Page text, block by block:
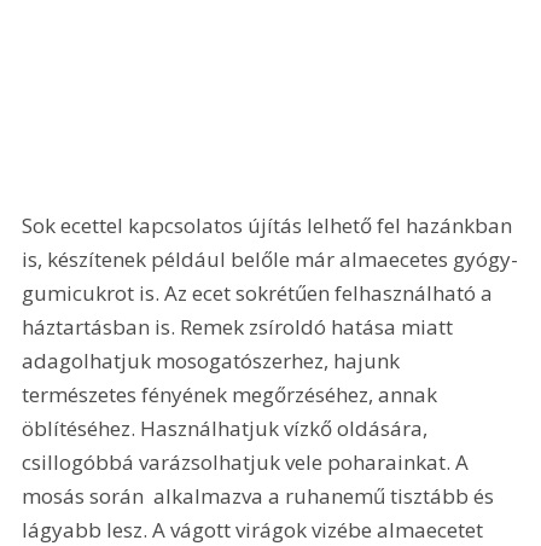
Sok ecettel kapcsolatos újítás lelhető fel hazánkban
is, készítenek például belőle már almaecetes gyógy-
gumicukrot is. Az ecet sokrétűen felhasználható a
háztartásban is. Remek zsíroldó hatása miatt
adagolhatjuk mosogatószerhez, hajunk
természetes fényének megőrzéséhez, annak
öblítéséhez. Használhatjuk vízkő oldására,
csillogóbbá varázsolhatjuk vele poharainkat. A
mosás során  alkalmazva a ruhanemű tisztább és
lágyabb lesz. A vágott virágok vizébe almaecetet